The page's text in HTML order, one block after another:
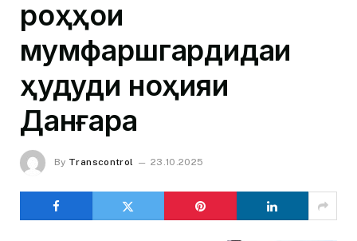
роҳҳои
мумфаршгардидаи
ҳудуди ноҳияи
Данғара
By Transcontrol 23.10.2025